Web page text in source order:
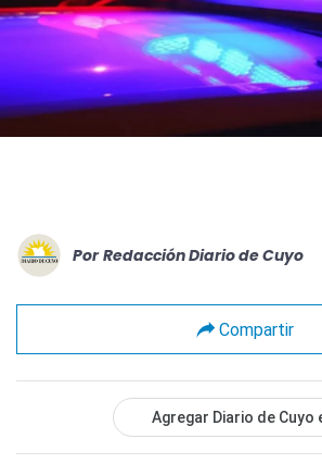
Por Redacción Diario de Cuyo
Compartir
Agregar Diario de Cuyo